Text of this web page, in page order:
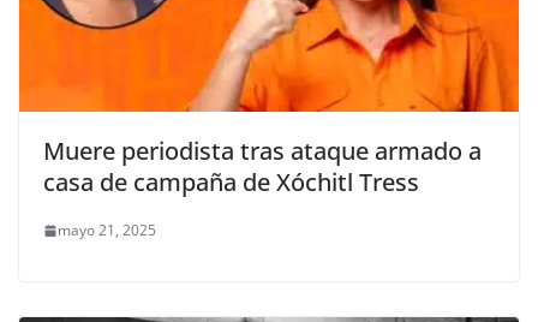
Muere periodista tras ataque armado a
casa de campaña de Xóchitl Tress
mayo 21, 2025